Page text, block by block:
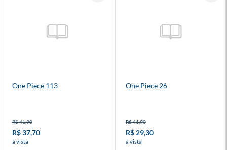
One Piece 113
R$ 41,90
R$ 37,70
à vista
One Piece 26
R$ 41,90
R$ 29,30
à vista